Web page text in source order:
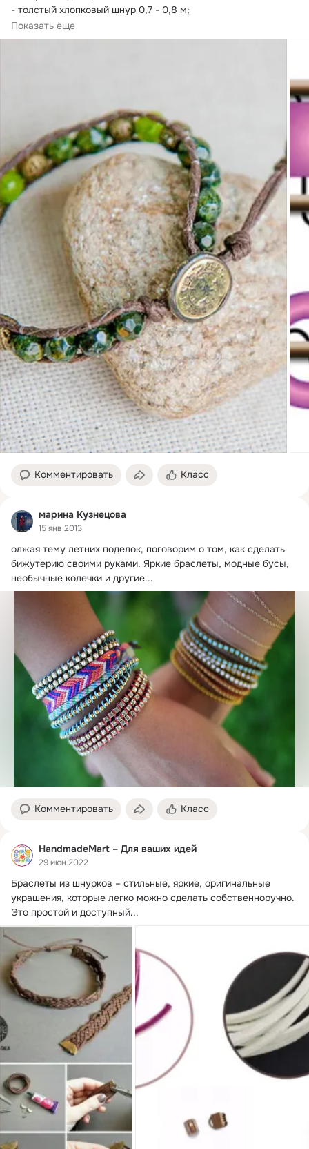
- толстый хлопковый шнур 0,7 - 0,8 м;
- мононить/синтетическая нить/лавсановая нить;
Показать еще
Комментировать Класс
марина Кузнецова
15 янв 2013
олжая тему летних поделок, поговорим о том, как сделать
бижутерию своими руками. Яркие браслеты, модные бусы,
необычные колечки и другие...
Комментировать Класс
HandmadeMart – Для ваших идей
29 июн 2022
Браслеты из шнурков – стильные, яркие, оригинальные
украшения, которые легко можно сделать собственноручно.
Это простой и доступный...